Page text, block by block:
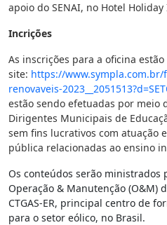
apoio do SENAI, no Hotel Holiday
Incrições
As inscrições para a oficina
site: https://www.sympla.com.br/
renovaveis-
estão sendo efetuadas por meio
Dirigentes Municipais de
sem fins lucrativos com atuação
pública relacionadas ao ensino
Os conteúdos serão
Operação & Manutenção (O&M)
CTGAS-ER, principal centro de
para o setor eólico, no Brasil.